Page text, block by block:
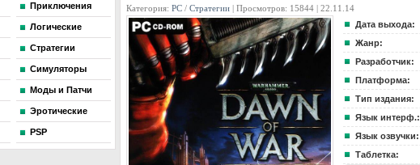
Приключения
Логические
Стратегии
Симуляторы
Моды и Патчи
Эротические
PSP
Категория: PC / Стратегии | Просмотров: 15844 | 22.11.14
Дата выхода:
Жанр:
Разработчик:
Платформа:
Тип издания:
Язык интерф.:
Язык озвучки:
Таблетка: